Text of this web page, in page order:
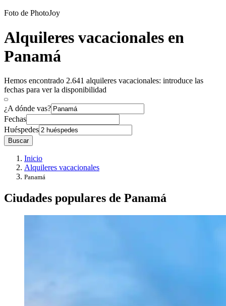
Foto de PhotoJoy
Alquileres vacacionales en
Panamá
Hemos encontrado 2.641 alquileres vacacionales: introduce las
fechas para ver la disponibilidad
¿A dónde vas?
Fechas
Huéspedes
Buscar
Inicio
Alquileres vacacionales
Panamá
Ciudades populares de Panamá